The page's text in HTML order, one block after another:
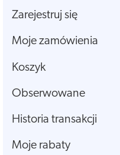
Zarejestruj się
Moje zamówienia
Koszyk
Obserwowane
Historia transakcji
Moje rabaty